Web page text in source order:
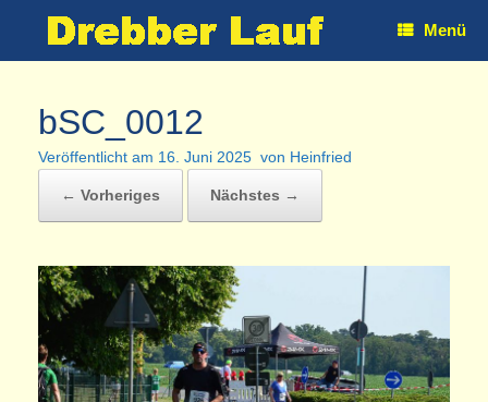
Menü
bSC_0012
Veröffentlicht am 16. Juni 2025 von Heinfried
← Vorheriges Nächstes →